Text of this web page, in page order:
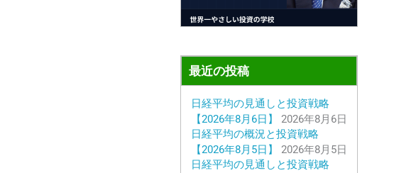
最近の投稿
日経平均の見通しと投資戦略
【2026年8月6日】
2026年8月6日
日経平均の概況と投資戦略
【2026年8月5日】
2026年8月5日
日経平均の見通しと投資戦略